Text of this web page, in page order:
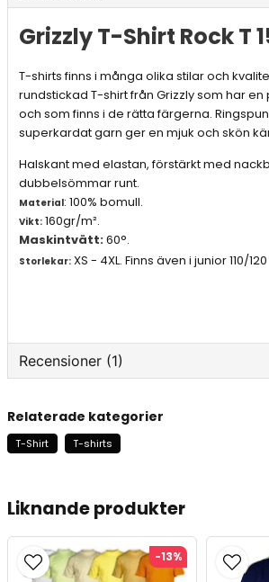
Liknande produkter
-13%
Grizzly T-Shirt Rock T
T-shirts finns i många olika stilar och
rundstickad T-shirt från Grizzly som har
och som finns i de rätta färgerna.
superkardat garn ger en mjuk och skön
Halskant med elastan, förstärkt med
dubbelsömmar runt.
Material: 100% bomull.
Vikt: 160gr/m².
Maskintvätt:60­°.
Storlekar: XS - 4XL. Finns även i junior 110/
Recensioner (1)
Malin
för 7 månader sedan
Relaterade kategorier
T-Shirt T-shirts